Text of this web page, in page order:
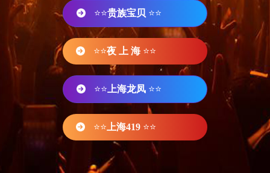
⭐⭐贵族宝贝 ⭐⭐
⭐⭐夜 上 海 ⭐⭐
⭐⭐ 上海龙凤 ⭐⭐
⭐⭐ 上海419 ⭐⭐